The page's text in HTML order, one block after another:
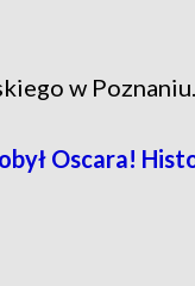
w Poznaniu.
Oscara!